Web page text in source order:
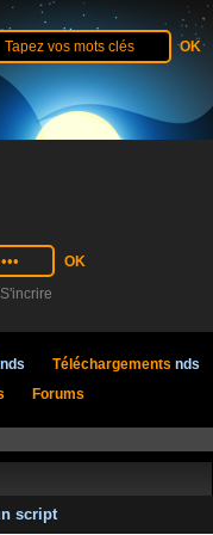
S'incrire
nds Téléchargements nds
Forums
script